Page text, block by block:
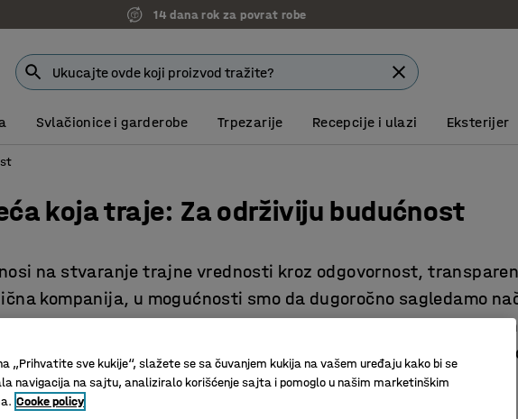
14 dana rok za povrat robe
Svlačionice i garderobe Trpezarije Recepcije i ulazi Eksterijer
koja traje: Za održiviju budućnost
na stvaranje trajne vrednosti kroz odgovornost,
kompanija, u mogućnosti smo da dugoročno sagledamo
Zato je održivost integrisana u našu strategiju, upravljanje i
i proizvode. Time ciljamo da osiguramo da odluke koje
budućnosti.
„Prihvatite sve kukije“, slažete se sa čuvanjem kukija na vašem uređaju kako bi se
navigacija na sajtu, analiziralo korišćenje sajta i pomoglo u našim marketinškim
Cooke policy